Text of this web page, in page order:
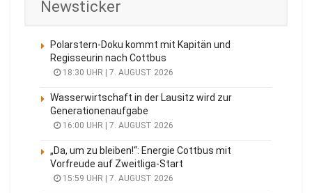
Newsticker
Polarstern-Doku kommt mit Kapitän und
Regisseurin nach Cottbus
18:30 UHR | 7. AUGUST 2026
Wasserwirtschaft in der Lausitz wird zur
Generationenaufgabe
16:00 UHR | 7. AUGUST 2026
„Da, um zu bleiben!“: Energie Cottbus mit
Vorfreude auf Zweitliga-Start
15:59 UHR | 7. AUGUST 2026